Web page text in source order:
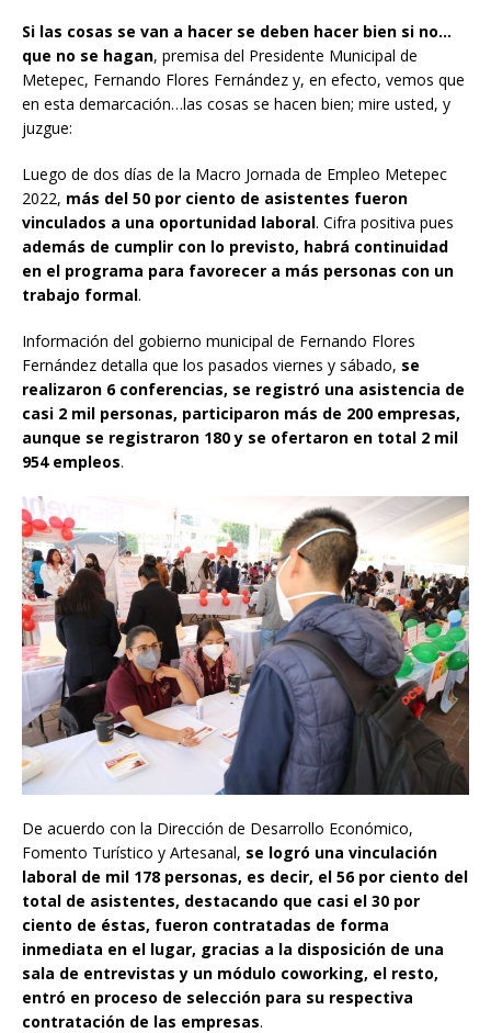
Si las cosas se van a hacer se deben hacer bien si no…
que no se hagan, premisa del Presidente Municipal de
Metepec, Fernando Flores Fernández y, en efecto, vemos que
en esta demarcación…las cosas se hacen bien; mire usted, y
juzgue:
Luego de dos días de la Macro Jornada de Empleo Metepec
2022, más del 50 por ciento de asistentes fueron
vinculados a una oportunidad laboral. Cifra positiva pues
además de cumplir con lo previsto, habrá continuidad
en el programa para favorecer a más personas con un
trabajo formal.
Información del gobierno municipal de Fernando Flores
Fernández detalla que los pasados viernes y sábado, se
realizaron 6 conferencias, se registró una asistencia de
casi 2 mil personas, participaron más de 200 empresas,
aunque se registraron 180 y se ofertaron en total 2 mil
954 empleos.
De acuerdo con la Dirección de Desarrollo Económico,
Fomento Turístico y Artesanal, se logró una vinculación
laboral de mil 178 personas, es decir, el 56 por ciento del
total de asistentes, destacando que casi el 30 por
ciento de éstas, fueron contratadas de forma
inmediata en el lugar, gracias a la disposición de una
sala de entrevistas y un módulo coworking, el resto,
entró en proceso de selección para su respectiva
contratación de las empresas.